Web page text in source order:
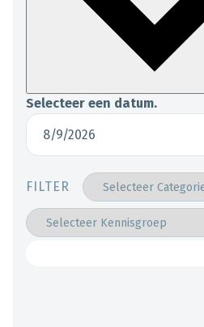
Selecteer een datum.
FILTER